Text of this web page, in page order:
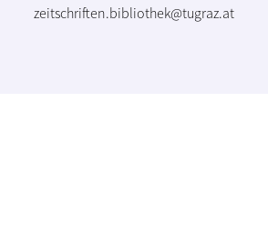
zeitschriften.bibliothek@tugraz.at